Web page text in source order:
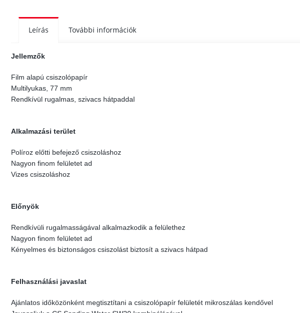
Leírás További információk
Jellemzők
Film alapú csiszolópapír
Multilyukas, 77 mm
Rendkívül rugalmas, szivacs hátpaddal
Alkalmazási terület
Políroz előtti befejező csiszoláshoz
Nagyon finom felületet ad
Vizes csiszoláshoz
Előnyök
Rendkívüli rugalmasságával alkalmazkodik a felülethez
Nagyon finom felületet ad
Kényelmes és biztonságos csiszolást biztosít a szivacs hátpad
Felhasználási javaslat
Ajánlatos időközönként megtisztítani a csiszolópapír felületét mikroszálas kendővel